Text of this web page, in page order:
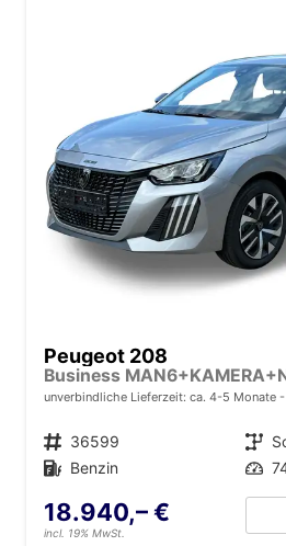
Peugeot 208
unverbindliche Lieferzeit: ca. 4-5 Monate
Fahrzeugnr. 36599 Getriebe
Kraftstoff Benzin Leistung
18.940,– €
incl. 19% MwSt.